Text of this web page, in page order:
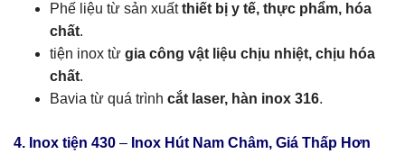
Phế liệu từ sản xuấtthiết bị y tế, thực phẩm, hóa
chất.
tiện inox từ gia công vật liệu chịu nhiệt, chịu hóa
chất.
Bavia từ quá trình cắt laser, hàn inox 316.
4. Inox tiện 430 – Inox Hút Nam Châm, Giá Thấp Hơn